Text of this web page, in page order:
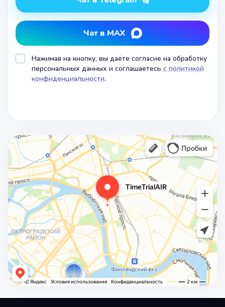
Чат в MAX
Нажимая на кнопку, вы даёте согласие на обработку
персональных данных и соглашаетесь с политикой
конфиденциальности.